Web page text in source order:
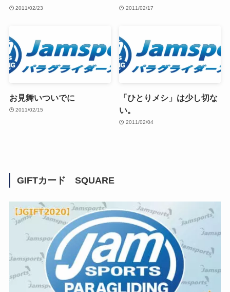
2011/02/23 2011/02/17
お見舞いついでに
2011/02/15
「ひとりメシ」は少し切な
い。
2011/02/04
GIFTカード SQUARE